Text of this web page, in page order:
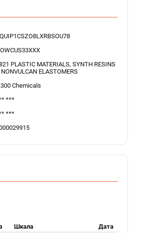
PLASTIC MATERIALS, SYNTH RESINS
NONVULCAN ELASTOMERS
Chemicals
***
***
Шкала Дата